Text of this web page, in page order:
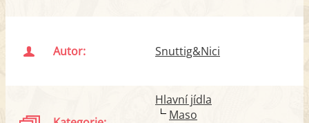
Autor: Snuttig&Nici
Hlavní jídla
Maso